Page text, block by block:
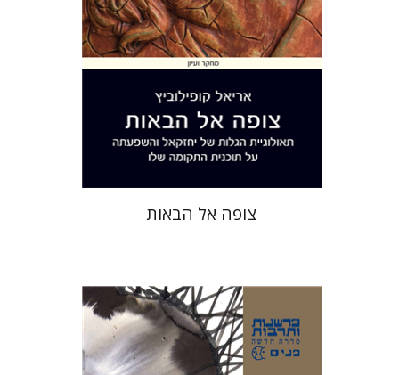
הנחת אתר ספר מודפס
$46
$41
צופה אל הבאות
אבינועם רוזנק